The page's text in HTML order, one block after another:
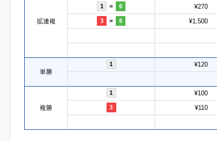
拡連複
1 = 6 ¥270
3 = 6 ¥1,500
単勝
1 ¥120
複勝
1 ¥100
3 ¥110